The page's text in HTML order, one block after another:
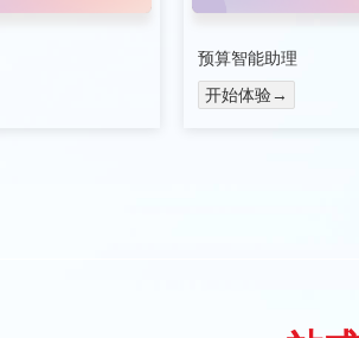
预算智能助理
开始体验→